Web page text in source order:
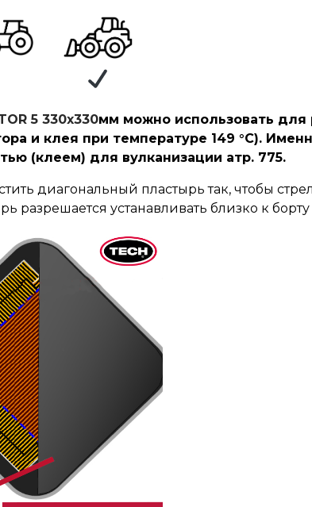
5 330х330мм можно использовать для
и клея при температуре 149 °C).
(клеем) для вулканизации атр. 775.
диагональный пластырь так, чтобы
разрешается устанавливать близко к